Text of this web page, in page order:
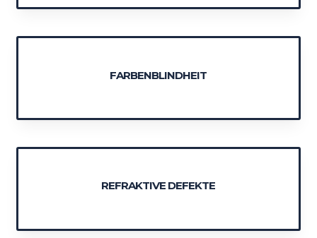
FARBENBLINDHEIT
REFRAKTIVE DEFEKTE